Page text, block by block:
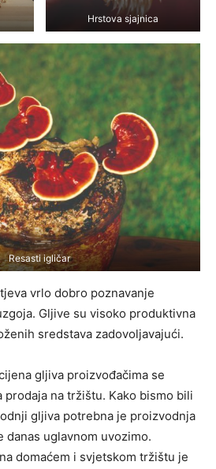
Hrstova sjajnica
Resasti igličar
vrlo dobro poznavanje
Gljive su visoko produktivna
sredstava zadovoljavajući.
gljiva proizvođačima se
prodaja na tržištu. Kako bismo bili
gljiva potrebna je proizvodnja
uglavnom uvozimo.
domaćem i svjetskom tržištu je